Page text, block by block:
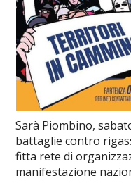
Sarà Piombino,
battaglie contro
fitta rete di
manifestazione